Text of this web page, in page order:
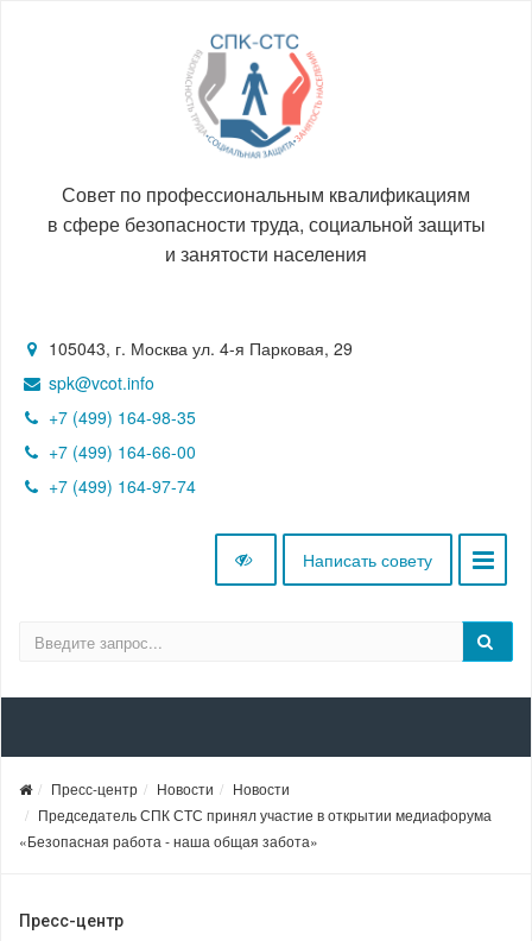
Совет по профессиональным квалификациям
в сфере безопасности труда, социальной защиты
и занятости населения
105043, г. Москва ул. 4-я Парковая, 29
spk@vcot.info
+7 (499) 164-98-35
+7 (499) 164-66-00
+7 (499) 164-97-74
Написать совету
Пресс-центр Новости
Новости
Председатель СПК СТС принял участие в открытии медиафорума
«Безопасная работа - наша общая забота»
Пресс-центр